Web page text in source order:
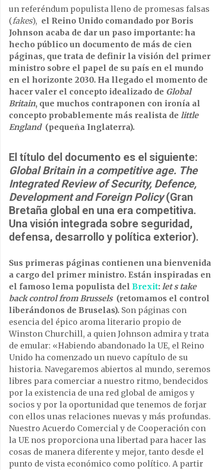
un referéndum populista lleno de promesas falsas
(fakes), el Reino Unido comandado por Boris
Johnson acaba de dar un paso importante: ha
hecho público un documento de más de cien
páginas, que trata de definir la visión del primer
ministro sobre el papel de su país en el mundo
en el horizonte 2030. Ha llegado el momento de
hacer valer el concepto idealizado de Global
Britain, que muchos contraponen con ironía al
concepto probablemente más realista de little
England(pequeña Inglaterra).
El título del documento es el siguiente:
Global Britain in a competitive age. The
Integrated Review of Security, Defence,
Development and Foreign Policy(Gran
Bretaña global en una era competitiva.
Una visión integrada sobre seguridad,
defensa, desarrollo y política exterior).
Sus primeras páginas contienen una bienvenida
a cargo del primer ministro. Están inspiradas en
el famoso lema populista del Brexit: let s take
back control from Brussels(retomamos el control
liberándonos de Bruselas). Son páginas con
esencia del épico aroma literario propio de
Winston Churchill, a quien Johnson admira y trata
de emular: «Habiendo abandonado la UE, el Reino
Unido ha comenzado un nuevo capítulo de su
historia. Navegaremos abiertos al mundo, seremos
libres para comerciar a nuestro ritmo, bendecidos
por la existencia de una red global de amigos y
socios y por la oportunidad que tenemos de forjar
con ellos unas relaciones nuevas y más profundas.
Nuestro Acuerdo Comercial y de Cooperación con
la UE nos proporciona una libertad para hacer las
cosas de manera diferente y mejor, tanto desde el
punto de vista económico como político. A partir